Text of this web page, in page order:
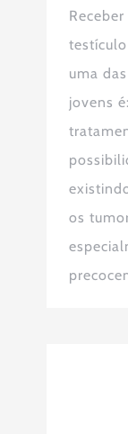
uma
jovens
os